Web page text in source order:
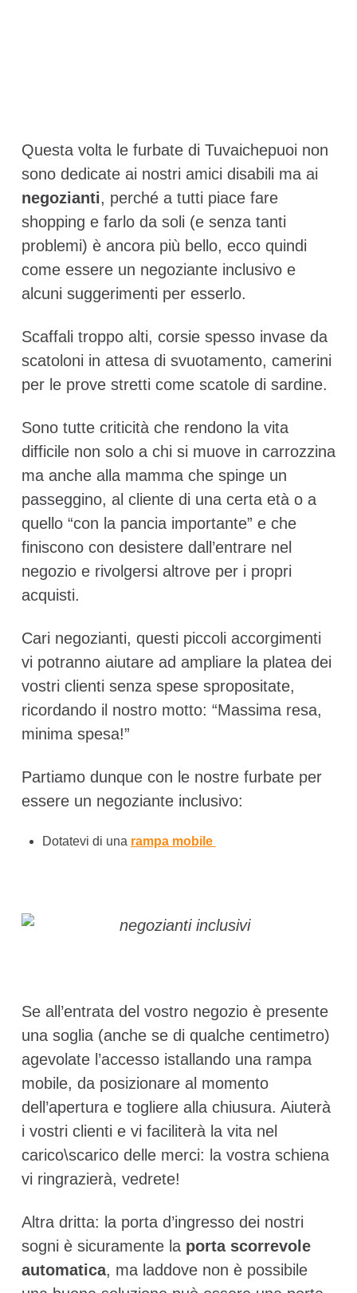
Questa volta le furbate di Tuvaichepuoi non
sono dedicate ai nostri amici disabili ma ai
negozianti, perché a tutti piace fare
shopping e farlo da soli (e senza tanti
problemi) è ancora più bello, ecco quindi
come essere un negoziante inclusivo e
alcuni suggerimenti per esserlo.
Scaffali troppo alti, corsie spesso invase da
scatoloni in attesa di svuotamento, camerini
per le prove stretti come scatole di sardine.
Sono tutte criticità che rendono la vita
difficile non solo a chi si muove in carrozzina
ma anche alla mamma che spinge un
passeggino, al cliente di una certa età o a
quello “con la pancia importante” e che
finiscono con desistere dall’entrare nel
negozio e rivolgersi altrove per i propri
acquisti.
Cari negozianti, questi piccoli accorgimenti
vi potranno aiutare ad ampliare la platea dei
vostri clienti senza spese spropositate,
ricordando il nostro motto: “Massima resa,
minima spesa!”
Partiamo dunque con le nostre furbate per
essere un negoziante inclusivo:
Dotatevi di una rampa mobile
Se all’entrata del vostro negozio è presente
una soglia (anche se di qualche centimetro)
agevolate l’accesso istallando una rampa
mobile, da posizionare al momento
dell’apertura e togliere alla chiusura. Aiuterà
i vostri clienti e vi faciliterà la vita nel
carico\scarico delle merci: la vostra schiena
vi ringrazierà, vedrete!
Altra dritta: la porta d’ingresso dei nostri
sogni è sicuramente la porta scorrevole
automatica, ma laddove non è possibile